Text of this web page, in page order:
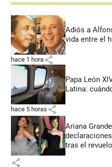
Adiós a
vida entre el
hace 1 hora share
Papa León
Latina:
hace 5 horas share
Ariana
tras el
share